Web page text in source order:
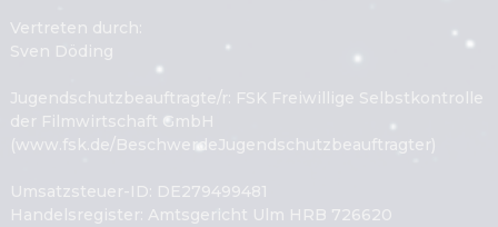
Vertreten durch
Sven Döding
Jugendschutzbeauftragte/r
FSK Freiwillige Selbstkontrolle
der Filmwirtschaft GmbH
(www.fsk.de/BeschwerdeJugendschutzbeauftragter)
Umsatzsteuer-ID DE279499481
Handelsregister Amtsgericht Ulm HRB 726620